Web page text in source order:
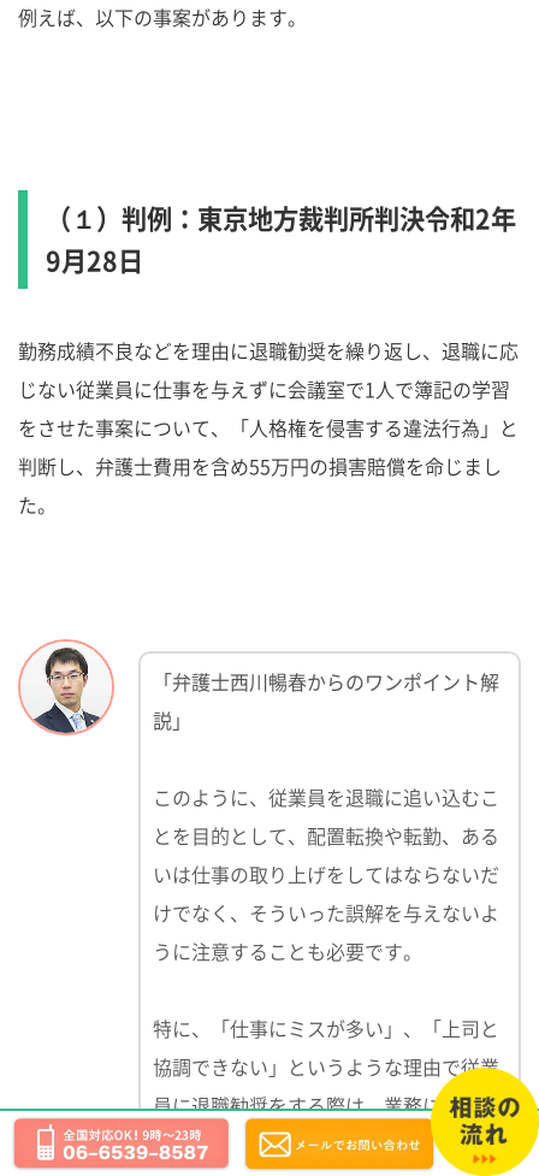
例えば、以下の事案があります。
（１）判例：東京地方裁判所判決令和2年
9月28日
勤務成績不良などを理由に退職勧奨を繰り返し、退職に応
じない従業員に仕事を与えずに会議室で1人で簿記の学習
をさせた事案について、「人格権を侵害する違法行為」と
判断し、弁護士費用を含め55万円の損害賠償を命じまし
た。
「弁護士西川暢春からのワンポイント解
説」
このように、従業員を退職に追い込むこ
とを目的として、配置転換や転勤、ある
いは仕事の取り上げをしてはならないだ
けでなく、そういった誤解を与えないよ
うに注意することも必要です。
特に、「仕事にミスが多い」、「上司と
協調できない」というような理由で従業
員に退職勧奨をする際は、業務に支障を
生じさせないために、その従業員につい